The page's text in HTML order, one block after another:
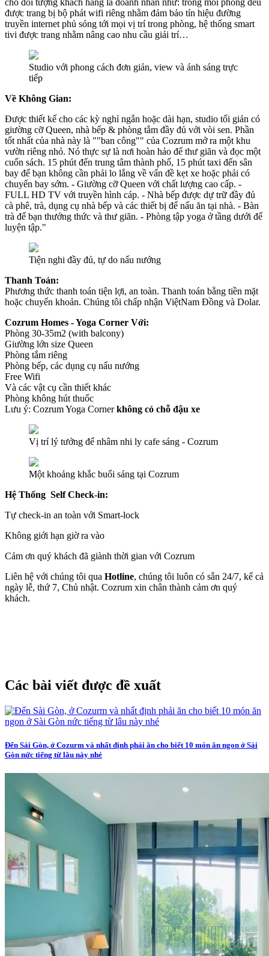
cho đối tượng khách hàng là doanh nhân như: trong mỗi phòng đều
được trang bị bộ phát wifi riêng nhằm đảm bảo tín hiệu đường
truyền internet phủ sóng tới mọi vị trí trong phòng, hệ thống smart
tivi được trang nhằm nâng cao nhu cầu giải trí…
Studio với phong cách đơn giản, view và ánh sáng trực
tiếp
Về Không Gian:
Được thiết kế cho các kỳ nghỉ ngắn hoặc dài hạn, studio tối giản có
giường cỡ Queen, nhà bếp & phòng tắm đầy đủ với vòi sen. Phần
tốt nhất của nhà này là ""ban công"" của Cozrum mở ra một khu
vườn riêng nhỏ. Nó thực sự là nơi hoàn hảo để thư giãn và đọc một
cuốn sách. 15 phút đến trung tâm thành phố, 15 phút taxi đến sân
bay để bạn không cần phải lo lắng về vấn đề kẹt xe hoặc phải có
chuyến bay sớm. - Giường cỡ Queen với chất lượng cao cấp. -
FULL HD TV với truyền hình cáp. - Nhà bếp được dự trữ đầy đủ
cà phê, trà, dụng cụ nhà bếp và các thiết bị để nấu ăn tại nhà. - Bàn
trà để bạn thưởng thức và thư giãn. - Phòng tập yoga ở tầng dưới để
luyện tập."
Tiện nghi đầy đủ, tự do nấu nướng
Thanh Toán:
Phương thức thanh toán tiện lợi, an toàn. Thanh toán bằng tiền mặt
hoặc chuyển khoản. Chúng tôi chấp nhận ViệtNam Đồng và Dolar.
Cozrum Homes - Yoga Corner Với:
Phòng 30-35m2 (with balcony)
Giường lớn size Queen
Phòng tắm riêng
Phòng bếp, các dụng cụ nấu nướng
Free Wifi
Và các vật cụ cần thiết khác
Phòng không hút thuốc
Lưu ý: Cozrum Yoga Cornerkhông có chỗ đậu xe
Vị trí lý tưởng để nhâm nhi ly cafe sáng - Cozrum
Một khoảng khắc buổi sáng tại Cozrum
Hệ Thống Self Check-in:
Tự check-in an toàn với Smart-lock
Không giới hạn giờ ra vào
Cảm ơn quý khách đã giành thời gian với Cozrum
Liên hệ với chúng tôi qua Hotline, chúng tôi luôn có sẵn 24/7, kể cả
ngày lễ, thứ 7, Chủ nhật. Cozrum xin chân thành cảm ơn quý
khách.
Các bài viết được đề xuất
Đến Sài Gòn, ở Cozurm và nhất định phải ăn cho biết 10 món ăn ngon ở Sài
Gòn nức tiếng từ lâu này nhé